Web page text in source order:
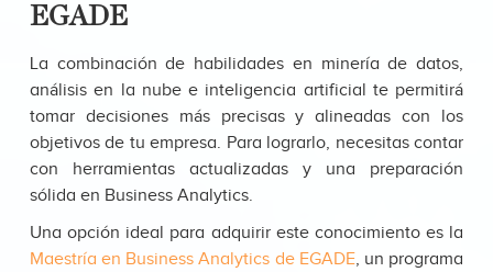
EGADE
La combinación de habilidades en minería de datos,
análisis en la nube e inteligencia artificial te permitirá
tomar decisiones más precisas y alineadas con los
objetivos de tu empresa. Para lograrlo, necesitas contar
con herramientas actualizadas y una preparación
sólida en Business Analytics.
Una opción ideal para adquirir este conocimiento es la
Maestría en Business Analytics de EGADE, un programa